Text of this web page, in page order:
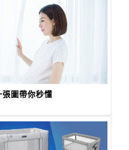
圖帶你秒懂